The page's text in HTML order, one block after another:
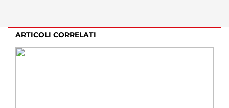
ARTICOLI CORRELATI